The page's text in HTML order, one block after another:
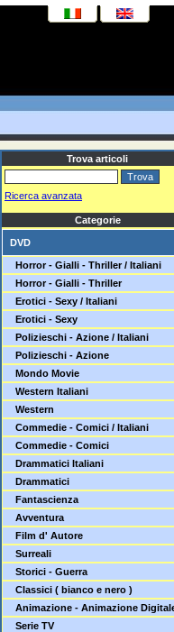
Trova articoli
Ricerca avanzata
Categorie
DVD
Horror - Gialli - Thriller / Italiani
Horror - Gialli - Thriller
Erotici - Sexy / Italiani
Erotici - Sexy
Polizieschi - Azione / Italiani
Polizieschi - Azione
Mondo Movie
Western Italiani
Western
Commedie - Comici / Italiani
Commedie - Comici
Drammatici Italiani
Drammatici
Fantascienza
Avventura
Film d' Autore
Surreali
Storici - Guerra
Classici ( bianco e nero )
Animazione - Animazione
Serie TV